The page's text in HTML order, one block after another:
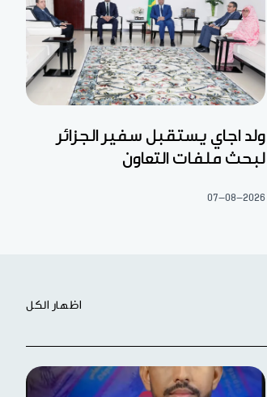
ولد اجاي يستقبل سفير الجزائر
لبحث ملفات التعاون
07-08-2026
اظهار الكل